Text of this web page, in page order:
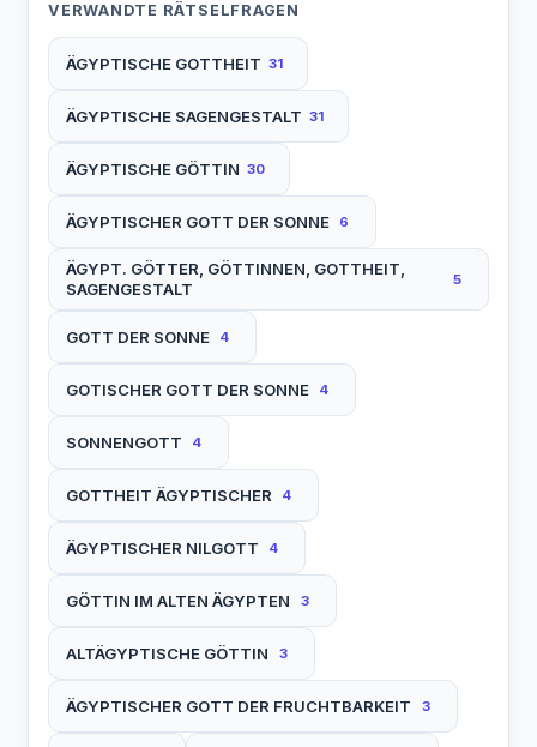
VERWANDTE RÄTSELFRAGEN
ÄGYPTISCHE GOTTHEIT 31
ÄGYPTISCHE SAGENGESTALT 31
ÄGYPTISCHE GÖTTIN 30
ÄGYPTISCHER GOTT DER SONNE 6
ÄGYPT. GÖTTER, GÖTTINNEN, GOTTHEIT,
SAGENGESTALT
5
GOTT DER SONNE 4
GOTISCHER GOTT DER SONNE 4
SONNENGOTT 4
GOTTHEIT ÄGYPTISCHER 4
ÄGYPTISCHER NILGOTT 4
GÖTTIN IM ALTEN ÄGYPTEN 3
ALTÄGYPTISCHE GÖTTIN 3
ÄGYPTISCHER GOTT DER FRUCHTBARKEIT 3